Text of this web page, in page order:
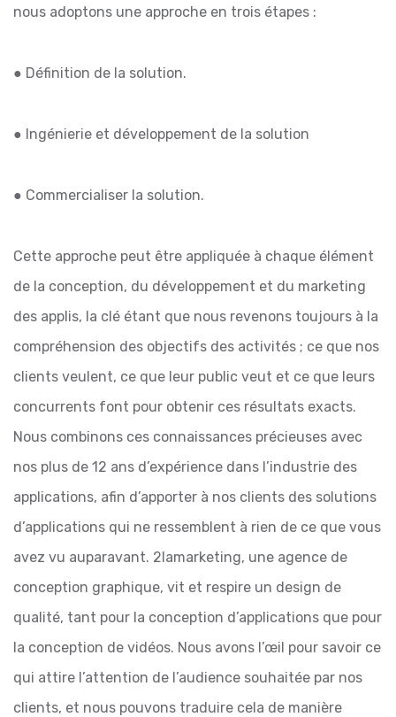
nous adoptons une approche en trois étapes :
● Définition de la solution.
● Ingénierie et développement de la solution
● Commercialiser la solution.
Cette approche peut être appliquée à chaque élément
de la conception, du développement et du marketing
des applis, la clé étant que nous revenons toujours à la
compréhension des objectifs des activités ; ce que nos
clients veulent, ce que leur public veut et ce que leurs
concurrents font pour obtenir ces résultats exacts.
Nous combinons ces connaissances précieuses avec
nos plus de 12 ans d’expérience dans l’industrie des
applications, afin d’apporter à nos clients des solutions
d’applications qui ne ressemblent à rien de ce que vous
avez vu auparavant. 2lamarketing, une agence de
conception graphique, vit et respire un design de
qualité, tant pour la conception d’applications que pour
la conception de vidéos. Nous avons l’œil pour savoir ce
qui attire l’attention de l’audience souhaitée par nos
clients, et nous pouvons traduire cela de manière